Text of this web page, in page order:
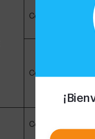
Cookies de sesión
Cookies
Cookies técnicas